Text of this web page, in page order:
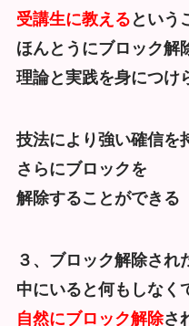
受講生に教える という
ほんとうにブロック解
理論と実践を身につけ
技法により強い確信を
さらにブロックを
解除することができる
３、ブロック解除され
中にいると何もしなく
自然にブロック解除さ